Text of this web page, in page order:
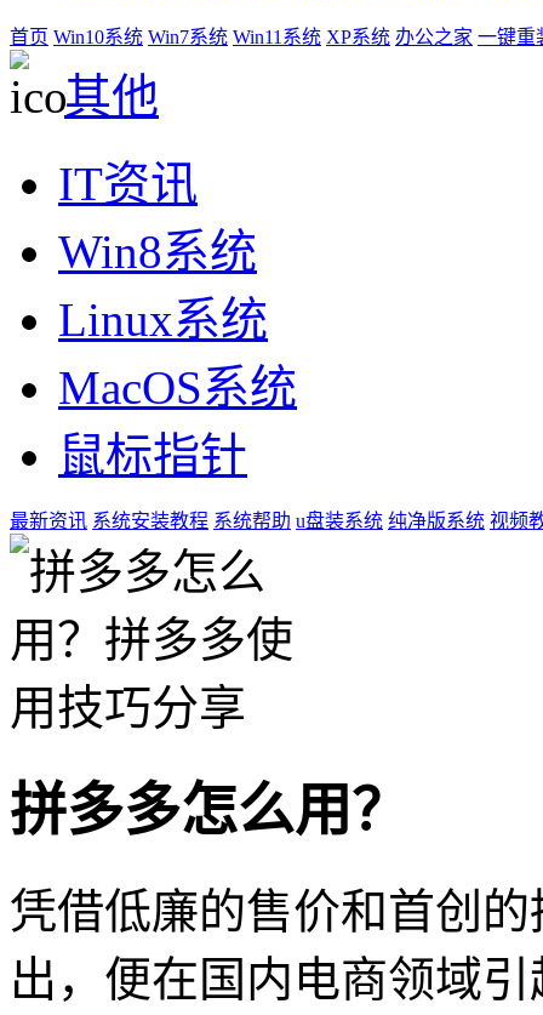
首页 Win10系统 Win7系统 Win11系统 XP系统 办公之家 一键重
其他
IT资讯
Win8系统
Linux系统
MacOS系统
鼠标指针
最新资讯 系统安装教程 系统帮助 u盘装系统 纯净版系统 视频
拼多多怎么用？
凭借低廉的售价和首创
出，便在国内电商领域